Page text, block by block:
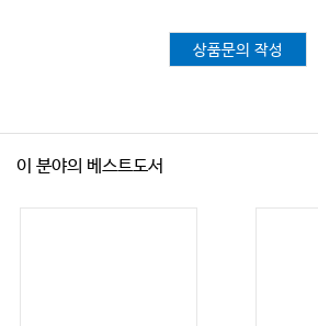
상품문의 작성
이 분야의 베스트도서